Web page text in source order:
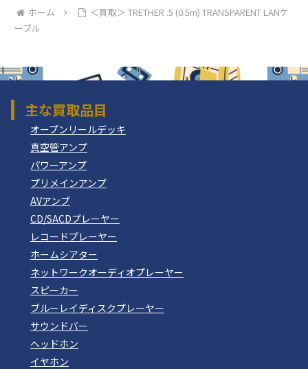
ホーム
＜買取＞ TRETHER .5 (0.5m) TRANSPARENT LANケ
ーブル
主な買取品目
オープンリールデッキ
真空管アンプ
パワーアンプ
プリメインアンプ
AVアンプ
CD/SACDプレーヤー
レコードプレーヤー
ホームシアター
ネットワークオーディオプレーヤー
スピーカー
ブルーレイディスクプレーヤー
サウンドバー
ヘッドホン
イヤホン